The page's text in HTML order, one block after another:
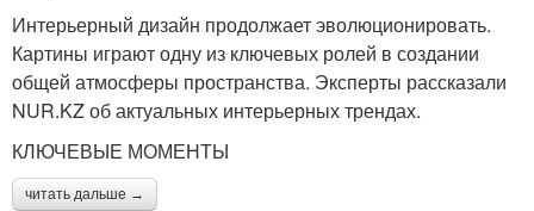
Интерьерный дизайн продолжает эволюционировать.
Картины играют одну из ключевых ролей в создании
общей атмосферы пространства. Эксперты рассказали
NUR.KZ об актуальных интерьерных трендах.
КЛЮЧЕВЫЕ МОМЕНТЫ
читать дальше →